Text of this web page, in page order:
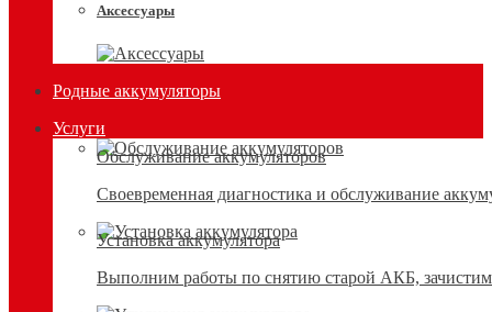
Аксессуары
Родные аккумуляторы
Услуги
Обслуживание аккумуляторов
Своевременная диагностика и обслуживание
Установка аккумулятора
Выполним работы по снятию старой АКБ, зачистим